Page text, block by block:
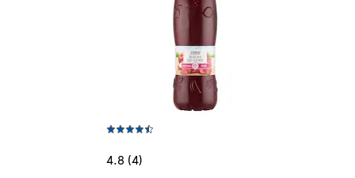
4.8 (4)